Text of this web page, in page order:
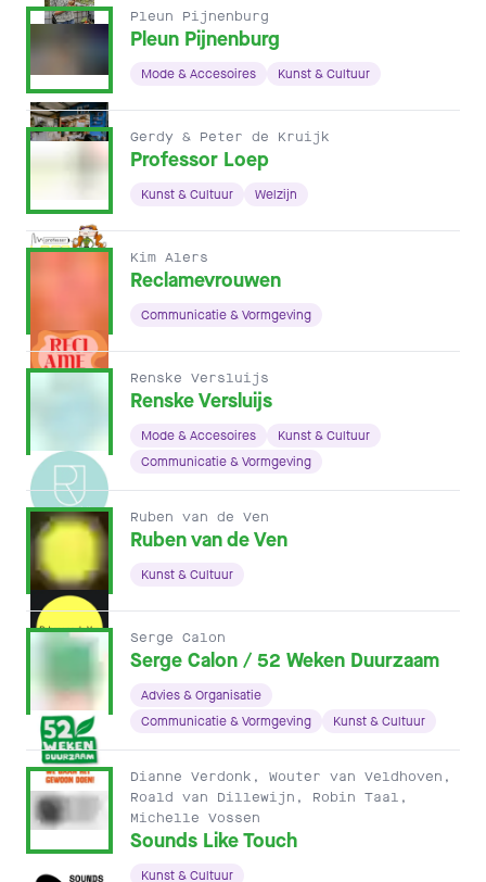
Pleun Pijnenburg
Pleun Pijnenburg
Mode & Accesoires Kunst & Cultuur
Gerdy & Peter de Kruijk
Professor Loep
Kunst & Cultuur Welzijn
Kim Alers
Reclamevrouwen
Communicatie & Vormgeving
Renske Versluijs
Renske Versluijs
Mode & Accesoires
Kunst & Cultuur
Communicatie & Vormgeving
Ruben van de Ven
Ruben van de Ven
Kunst & Cultuur
Serge Calon
Serge Calon / 52 Weken Duurzaam
Advies & Organisatie
Communicatie & Vormgeving
Kunst & Cultuur
Dianne Verdonk, Wouter van Veldhoven,
Roald van Dillewijn, Robin Taal,
Michelle Vossen
Sounds Like Touch
Kunst & Cultuur